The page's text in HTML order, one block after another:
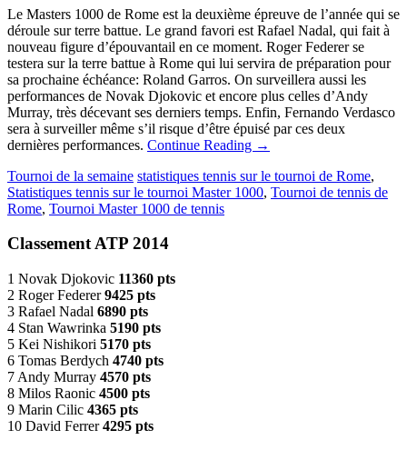
Le Masters 1000 de Rome est la deuxième épreuve de l’année qui se
déroule sur terre battue. Le grand favori est Rafael Nadal, qui fait à
nouveau figure d’épouvantail en ce moment. Roger Federer se
testera sur la terre battue à Rome qui lui servira de préparation pour
sa prochaine échéance: Roland Garros. On surveillera aussi les
performances de Novak Djokovic et encore plus celles d’Andy
Murray, très décevant ses derniers temps. Enfin, Fernando Verdasco
sera à surveiller même s’il risque d’être épuisé par ces deux
dernières performances. Continue Reading →
Tournoi de la semaine statistiques tennis sur le tournoi de Rome,
Statistiques tennis sur le tournoi Master 1000, Tournoi de tennis de
Rome, Tournoi Master 1000 de tennis
Classement ATP 2014
1 Novak Djokovic 11360 pts
2 Roger Federer9425 pts
3 Rafael Nadal 6890 pts
4 Stan Wawrinka 5190 pts
5 Kei Nishikori 5170 pts
6 Tomas Berdych 4740 pts
7 Andy Murray 4570 pts
8 Milos Raonic 4500 pts
9 Marin Cilic 4365 pts
10 David Ferrer4295 pts